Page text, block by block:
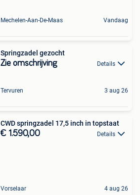
Mechelen-Aan-De-Maas Vandaag
Springzadel gezocht
Zie omschrijving Details
Tervuren 3 aug 26
CWD springzadel 17,5 inch in topstaat
€ 1.590,00 Details
Vorselaar 4 aug 26